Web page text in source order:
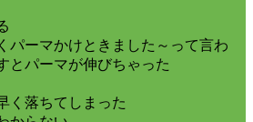
パーマかけときました～って言わ
とパーマが伸びちゃった
く落ちてしまった